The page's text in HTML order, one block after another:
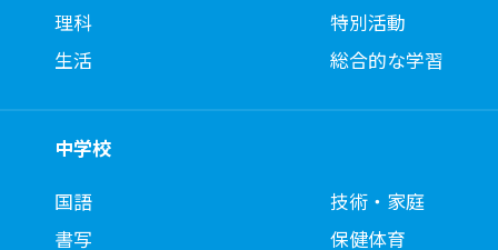
理科
生活
特別活動
総合的な学習
中学校
国語
書写
技術・家庭
保健体育